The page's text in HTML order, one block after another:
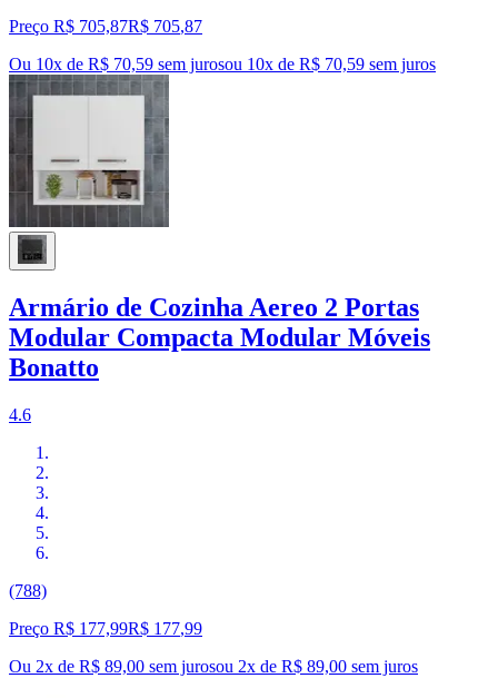
Preço R$ 705,87R$ 705,87
Ou 10x de R$ 70,59 sem jurosou 10x de R$ 70,59 sem juros
Armário de Cozinha Aereo 2 Portas
Modular Compacta Modular Móveis
Bonatto
4.6
(788)
Preço R$ 177,99R$ 177,99
Ou 2x de R$ 89,00 sem jurosou 2x de R$ 89,00 sem juros